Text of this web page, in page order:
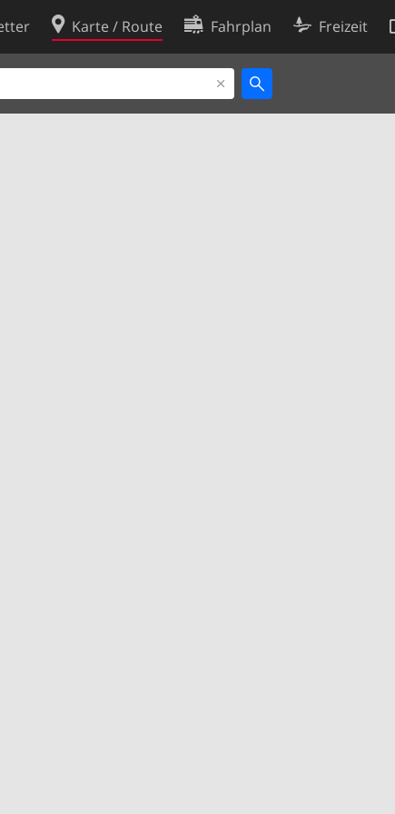
Karte / Route Fahrplan Freizeit
Cookie-Richtlinie
Cookie-Einstellungen